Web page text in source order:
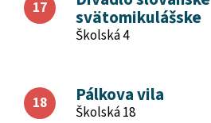
svätomikulášske
Školská 4
Pálkova vila
Školská 18